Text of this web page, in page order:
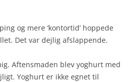
og mere ‘kontortid’ hoppede
Det var dejlig afslappende.
Aftensmaden blev yoghurt med
Yoghurt er ikke egnet til